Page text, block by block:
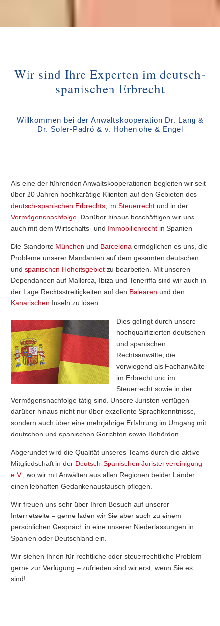
Wir sind Ihre Experten im deutsch-
spanischen Erbrecht
Willkommen bei der Anwaltskooperation Dr. Lang &
Dr. Soler-Padró & v. Hohenlohe & Engel
Als eine der führenden Anwaltskooperationen begleiten wir seit
über 20 Jahren hochkarätige Klienten auf den Gebieten des
deutsch-spanischen Erbrechts , imSteuerrecht und in der
Vermögensnachfolge . Darüber hinaus beschäftigen wir uns
auch mit dem Wirtschafts- und Immobilienrecht in Spanien.
Die Standorte München und Barcelona ermöglichen es uns, die
Probleme unserer Mandanten auf dem gesamten deutschen
undspanischen Hoheitsgebiet zu bearbeiten. Mit unseren
Dependancen auf Mallorca, Ibiza und Teneriffa sind wir auch in
der Lage Rechtsstreitigkeiten auf den Balearen und den
Kanarischen Inseln zu lösen.
Dies gelingt durch unsere
hochqualifizierten deutschen
und spanischen
Rechtsanwälte, die
vorwiegend als Fachanwälte
im Erbrecht und im
Steuerrecht sowie in der
Vermögensnachfolge tätig sind. Unsere Juristen verfügen
darüber hinaus nicht nur über exzellente Sprachkenntnisse,
sondern auch über eine mehrjährige Erfahrung im Umgang mit
deutschen und spanischen Gerichten sowie Behörden.
Abgerundet wird die Qualität unseres Teams durch die aktive
Mitgliedschaft in der Deutsch-Spanischen Juristenvereinigung
e.V.
, wo wir mit Anwälten aus allen Regionen beider Länder
einen lebhaften Gedankenaustausch pflegen.
Wir freuen uns sehr über Ihren Besuch auf unserer
Internetseite – gerne laden wir Sie aber auch zu einem
persönlichen Gespräch in eine unserer Niederlassungen in
Spanien oder Deutschland ein.
Wir stehen Ihnen für rechtliche oder steuerrechtliche Problem
gerne zur Verfügung – zufrieden sind wir erst, wenn Sie es
sind!